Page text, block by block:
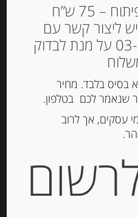
חצי קשות
75 ש”ח
ליצור קשר עם
החנות ב 03-5757901 על מנת לבדוק
בסיס בלבד. מחיר
שנאמר לכם בטלפון.
למשלוח תוך 2 ימי עסקים, אך לרוב